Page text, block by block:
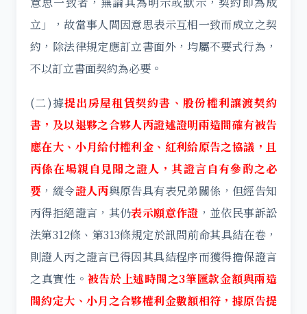
立」，故當事人間因意思表示互相一致而成立之契
約，除法律規定應訂立書面外，均屬不要式行為，
不以訂立書面契約為必要。
(二)據提出房屋租賃契約書、股份權利讓渡契約
書，及以退夥之合夥人丙證述證明兩造間確有被告
應在大、小月給付權利金、紅利給原告之協議，且
丙係在場親自見聞之證人，其證言自有參酌之必
要 ，縱令證人丙與原告具有表兄弟關係，但經告知
丙得拒絕證言，其仍表示願意作證 ，並依民事訴訟
法第312條、第313條規定於訊問前命其具結在卷，
則證人丙之證言已得因其具結程序而獲得擔保證言
之真實性。 被告於上述時間之3筆匯款金額與兩造
間約定大、小月之合夥權利金數額相符，據原告提